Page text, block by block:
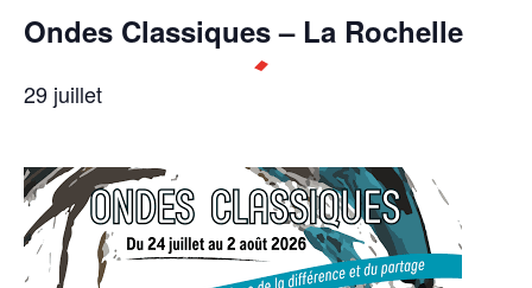
Ondes Classiques – La Rochelle
29 juillet